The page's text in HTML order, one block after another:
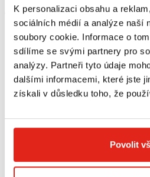
K personalizaci obsahu a
sociálních médií a analýze naší
soubory cookie. Informace o
sdílíme se svými partnery pro
analýzy. Partneři tyto údaje
dalšími informacemi, které jste
získali v důsledku toho, že
Povolit
MOHLO BY SE VÁM LÍBIT